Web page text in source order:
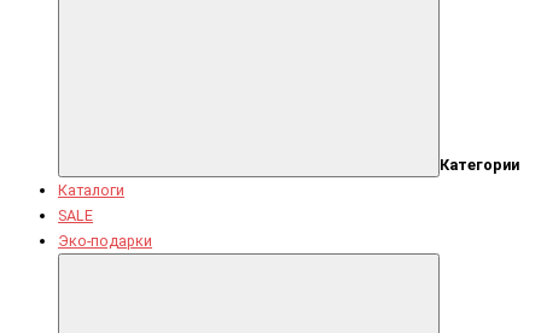
Категории
Каталоги
SALE
Эко-подарки